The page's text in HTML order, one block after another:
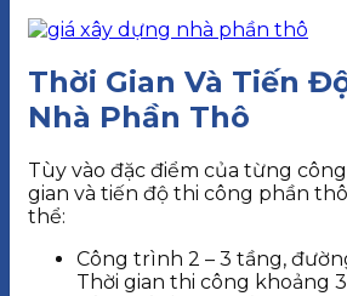
Thời Gian Và Tiến
Nhà Phần Thô
Tùy vào đặc điểm của từng
gian và tiến độ thi công phần
thể:
Công trình 2 – 3 tầng,
Thời gian thi công khoảng